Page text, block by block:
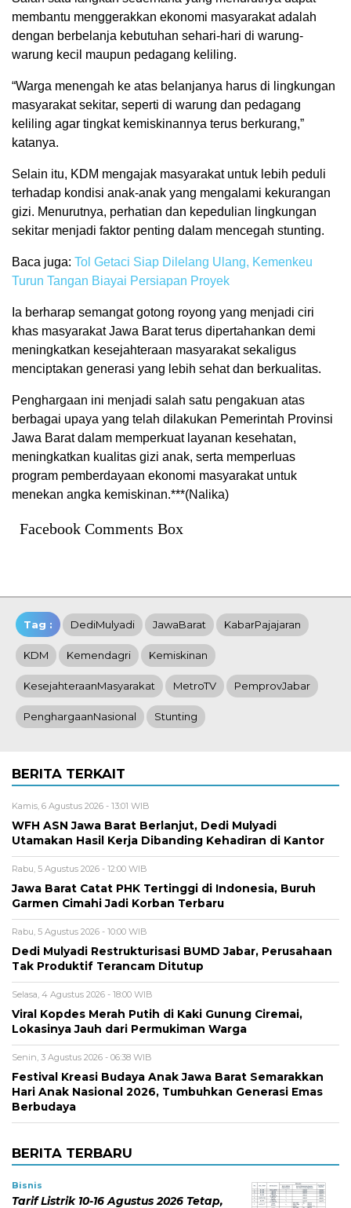
membantu menggerakkan ekonomi masyarakat adalah
dengan berbelanja kebutuhan sehari-hari di warung-
warung kecil maupun pedagang keliling.
“Warga menengah ke atas belanjanya harus di lingkungan
masyarakat sekitar, seperti di warung dan pedagang
keliling agar tingkat kemiskinannya terus berkurang,”
katanya.
Selain itu, KDM mengajak masyarakat untuk lebih peduli
terhadap kondisi anak-anak yang mengalami kekurangan
gizi. Menurutnya, perhatian dan kepedulian lingkungan
sekitar menjadi faktor penting dalam mencegah stunting.
Baca juga: Tol Getaci Siap Dilelang Ulang, Kemenkeu
Turun Tangan Biayai Persiapan Proyek
Ia berharap semangat gotong royong yang menjadi ciri
khas masyarakat Jawa Barat terus dipertahankan demi
meningkatkan kesejahteraan masyarakat sekaligus
menciptakan generasi yang lebih sehat dan berkualitas.
Penghargaan ini menjadi salah satu pengakuan atas
berbagai upaya yang telah dilakukan Pemerintah Provinsi
Jawa Barat dalam memperkuat layanan kesehatan,
meningkatkan kualitas gizi anak, serta memperluas
program pemberdayaan ekonomi masyarakat untuk
menekan angka kemiskinan.***(Nalika)
Facebook Comments Box
Tag : DediMulyadi JawaBarat KabarPajajaran
KDM Kemendagri Kemiskinan
KesejahteraanMasyarakat MetroTV PemprovJabar
PenghargaanNasional Stunting
BERITA TERKAIT
Kamis, 6 Agustus 2026 - 13:01 WIB
WFH ASN Jawa Barat Berlanjut, Dedi Mulyadi
Utamakan Hasil Kerja Dibanding Kehadiran di Kantor
Rabu, 5 Agustus 2026 - 12:00 WIB
Jawa Barat Catat PHK Tertinggi di Indonesia, Buruh
Garmen Cimahi Jadi Korban Terbaru
Rabu, 5 Agustus 2026 - 10:00 WIB
Dedi Mulyadi Restrukturisasi BUMD Jabar, Perusahaan
Tak Produktif Terancam Ditutup
Selasa, 4 Agustus 2026 - 18:00 WIB
Viral Kopdes Merah Putih di Kaki Gunung Ciremai,
Lokasinya Jauh dari Permukiman Warga
Senin, 3 Agustus 2026 - 06:38 WIB
Festival Kreasi Budaya Anak Jawa Barat Semarakkan
Hari Anak Nasional 2026, Tumbuhkan Generasi Emas
Berbudaya
BERITA TERBARU
Bisnis
Tarif Listrik 10-16 Agustus 2026 Tetap,